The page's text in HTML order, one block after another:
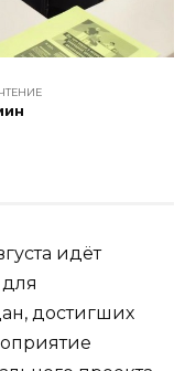
идёт
достигших